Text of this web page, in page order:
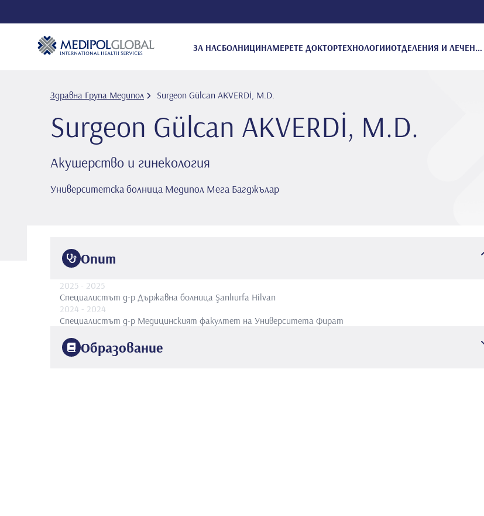
ЗА НАСБОЛНИЦИНАМЕРЕТЕ ДОКТОРТЕХНОЛОГИИ ОТДЕЛЕНИЯ И ЛЕЧЕНИЕ
Здравна Група Медипол Surgeon Gülcan AKVERDİ, M.D.
Surgeon Gülcan AKVERDİ, M.D.
Акушерство и гинекология
Университетска болница Медипол Мега Багджълар
Опит
2025 - 2025
Специалистът д-р Държавна болница Şanlıurfa Hilvan
2024 - 2024
Специалистът д-р Медицинският факултет на Университета Фират
Образование